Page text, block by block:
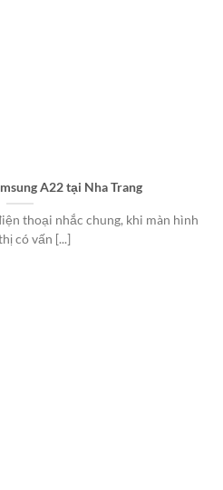
A22 tại Nha Trang
thoại nhắc chung, khi màn hình
có vấn [...]